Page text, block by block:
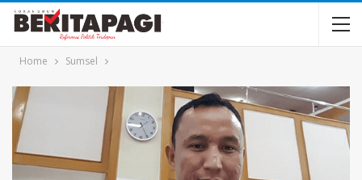
Home Sumsel